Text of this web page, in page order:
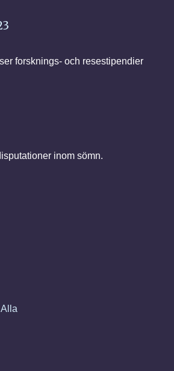
forsknings- och resestipendier
inom sömn.
Alla